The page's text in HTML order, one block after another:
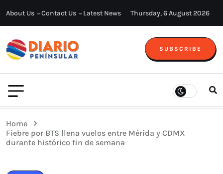
About Us Contact Us Latest News Thursday, 6 August 2026
SUBSCRIBE
Home
Fiebre por BTS llena vuelos entre Mérida y CDMX
durante histórico fin de semana